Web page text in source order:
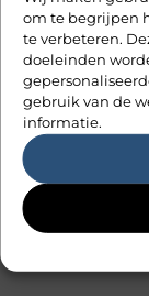
om te begrijpen
te verbeteren.
doeleinden
gebruik van de
informatie.